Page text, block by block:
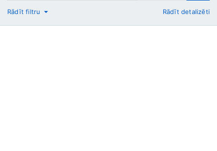
No
Rādīt filtru Rādīt detalizēti